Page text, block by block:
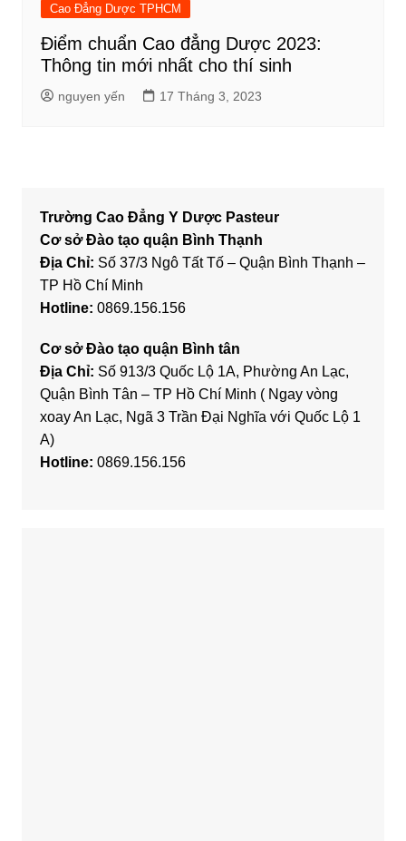
Cao Đẳng Dược TPHCM
Điểm chuẩn Cao đẳng Dược 2023:
Thông tin mới nhất cho thí sinh
nguyen yến 17 Tháng 3, 2023
Trường Cao Đẳng Y Dược Pasteur
Cơ sở Đào tạo quận Bình Thạnh
Địa Chỉ: Số 37/3 Ngô Tất Tố – Quận Bình Thạnh –
TP Hồ Chí Minh
Hotline: 0869.156.156
Cơ sở Đào tạo quận Bình tân
Địa Chỉ: Số 913/3 Quốc Lộ 1A, Phường An Lạc,
Quận Bình Tân – TP Hồ Chí Minh ( Ngay vòng
xoay An Lạc, Ngã 3 Trần Đại Nghĩa với Quốc Lộ 1
A)
Hotline: 0869.156.156